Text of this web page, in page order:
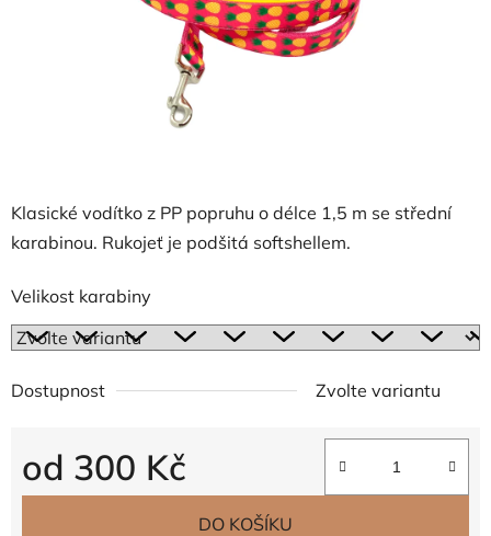
Klasické vodítko z PP popruhu o délce 1,5 m se střední
karabinou. Rukojeť je podšitá softshellem.
Velikost karabiny
Dostupnost Zvolte variantu
od 300 Kč
Měrná cena:
DO KOŠÍKU